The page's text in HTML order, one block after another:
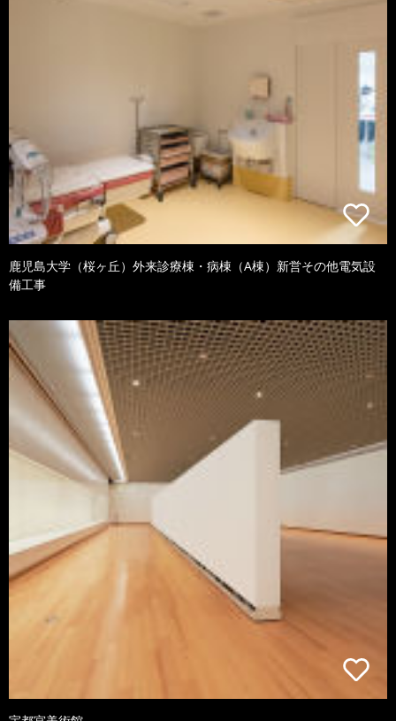
鹿児島大学（桜ヶ丘）外来診療棟・病棟（A棟）新営その他電気設
備工事